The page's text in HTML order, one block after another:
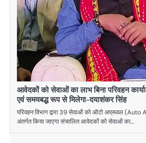
आवेदकों को सेवाओं का लाभ बिना परिवहन
एवं समयबद्ध रूप से मिलेगा-दयाशंकर सिंह
परिवहन विभाग द्वारा 39 सेवाओं को ऑटो अप्रूवल
अंतर्गत किया जाएगा संचालित आवेदकों को सेवाओं का…